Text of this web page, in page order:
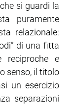
si guardi la
puramente
relazionale:
di una fitta
reciproche e
senso, il titolo
un esercizio
separazioni